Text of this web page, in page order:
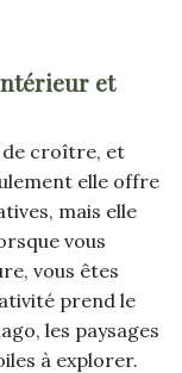
et
de croître, et
elle offre
mais elle
vous
vous êtes
prend le
les paysages
à explorer.